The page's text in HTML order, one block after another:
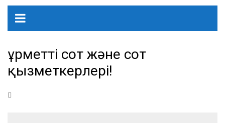
Құрметті сот жəне сот
қызметкерлері!